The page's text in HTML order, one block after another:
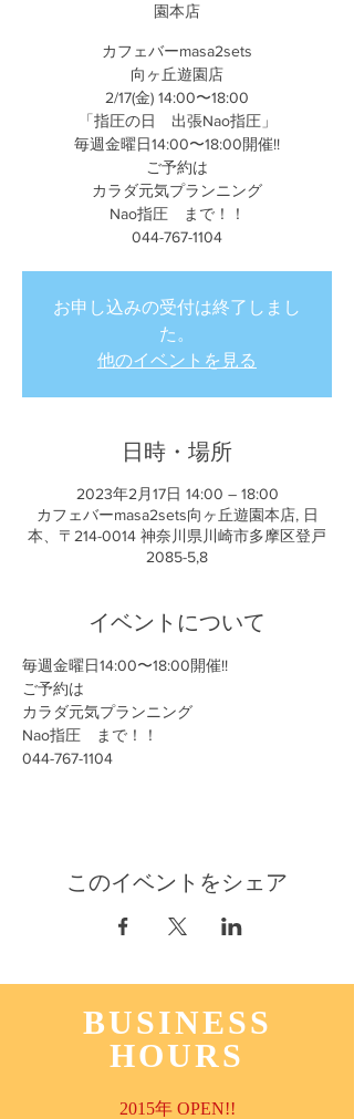
園本店
カフェバーmasa2sets
向ヶ丘遊園店
2/17(金) 14:00〜18:00
「指圧の日 出張Nao指圧」
毎週金曜日14:00〜18:00開催!!
ご予約は
カラダ元気プランニング
Nao指圧 まで！！
044-767-1104
お申し込みの受付は終了しまし
た。
他のイベントを見る
日時・場所
2023年2月17日 14:00 – 18:00
カフェバーmasa2sets向ヶ丘遊園本店, 日
本、〒214-0014 神奈川県川崎市多摩区登戸
2085-5,8
イベントについて
毎週金曜日14:00〜18:00開催!!
ご予約は
カラダ元気プランニング
Nao指圧　まで！！
044-767-1104
このイベントをシェア
BUSINESS
HOURS
2015年 OPEN!!